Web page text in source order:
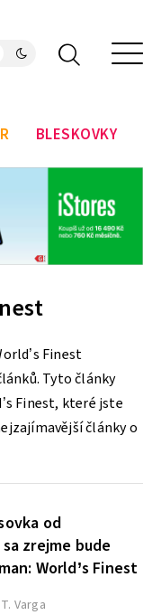
BLESKOVKY
Finest
Tyto články
Finest, které jste
články o
od
zrejme bude
World’s Finest
T. Varga